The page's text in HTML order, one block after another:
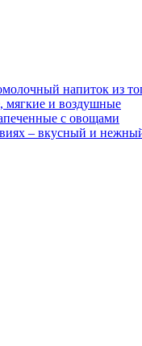
напиток из
мягкие и воздушные
с овощами
– вкусный и